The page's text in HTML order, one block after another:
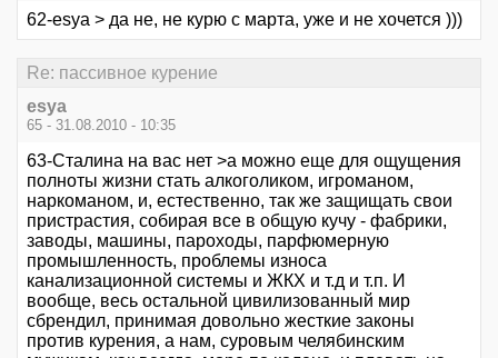
62-esya > да не, не курю с марта, уже и не хочется )))
Re: пассивное курение
esya
65 - 31.08.2010 - 10:35
63-Сталина на вас нет >а можно еще для ощущения
полноты жизни стать алкоголиком, игроманом,
наркоманом, и, естественно, так же защищать свои
пристрастия, собирая все в общую кучу - фабрики,
заводы, машины, пароходы, парфюмерную
промышленность, проблемы износа
канализационной системы и ЖКХ и т.д и т.п. И
вообще, весь остальной цивилизованный мир
сбрендил, принимая довольно жесткие законы
против курения, а нам, суровым челябинским